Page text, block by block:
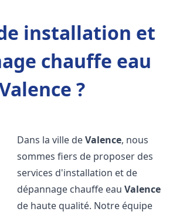
installation et
chauffe eau
?
Dans la ville deValence, nous
sommes fiers de proposer des
services d'installation et de
dépannage chauffe eauValence
de haute qualité. Notre équipe